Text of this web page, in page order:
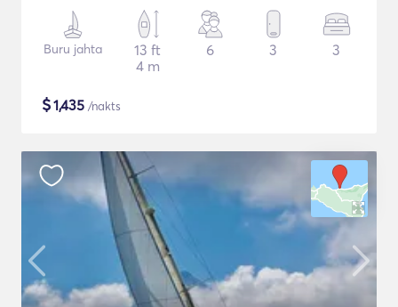
Buru jahta
13 ft
4 m
6 3 3
$1,435 /nakts